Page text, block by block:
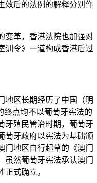
效后的法例的解释分别作
变革，香港法院也加强对
训令》一道构成香港后过
区长期经历了中国（明
终点均不以葡萄牙宪法的
牙殖民管治时期，葡萄牙
萄牙政府以宪法为基础颁
地区自行起草的《澳门
然葡萄牙宪法承认澳门
式确立。